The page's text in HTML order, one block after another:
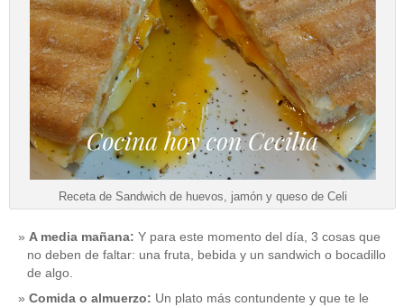
Receta de Sandwich de huevos, jamón y queso de Celi
A media mañana: Y para este momento del día, 3 cosas que
no deben de faltar: una fruta, bebida y un sandwich o bocadillo
de algo.
Comida o almuerzo: Un plato más contundente y que te le